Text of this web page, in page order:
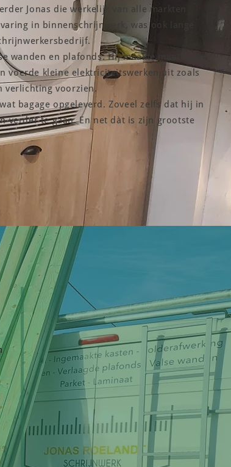
Jonas die werkelijk van alle markten
in binnenschrijnwerk, was ook lange
wanden en plafonds. Hij maakte maatkasten
voerde kleine elektriciteitswerken uit zoals
verlichting voorzien.
bagage opgeleverd. Zoveel zelfs dat hij in
verder te gaan. En net dàt is zijn grootste